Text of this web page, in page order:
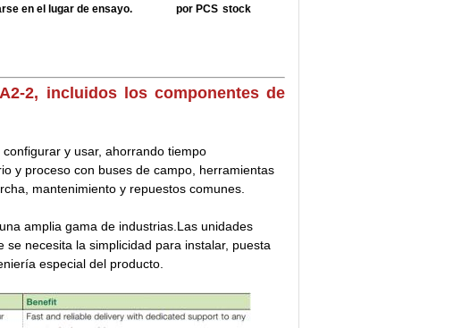
en el lugar de ensayo.
por PCS stock
2, incluidos los componentes de
y usar, ahorrando tiempo
y proceso con buses de campo, herramientas
mantenimiento y repuestos comunes.
amplia gama de industrias.Las unidades
necesita la simplicidad para instalar, puesta
especial del producto.